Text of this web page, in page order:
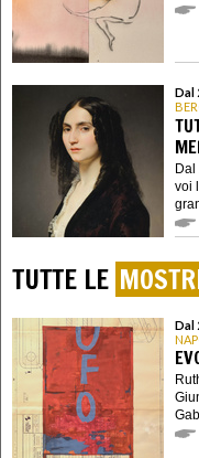
Dal
Dal
voi
TUTTE LE
Dal